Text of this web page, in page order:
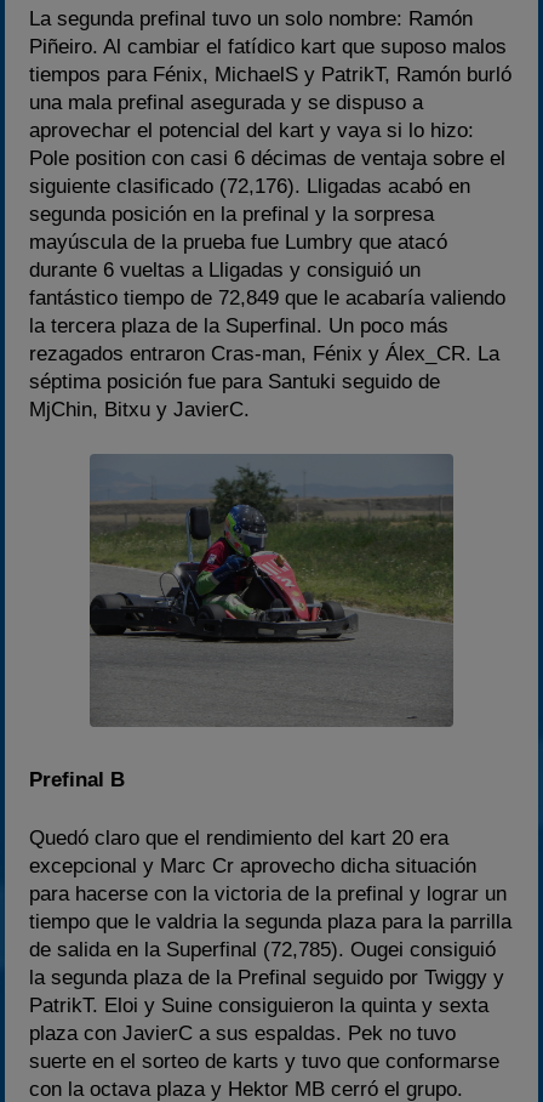
La segunda prefinal tuvo un solo nombre: Ramón
Piñeiro. Al cambiar el fatídico kart que suposo malos
tiempos para Fénix, MichaelS y PatrikT, Ramón burló
una mala prefinal asegurada y se dispuso a
aprovechar el potencial del kart y vaya si lo hizo:
Pole position con casi 6 décimas de ventaja sobre el
siguiente clasificado (72,176). Lligadas acabó en
segunda posición en la prefinal y la sorpresa
mayúscula de la prueba fue Lumbry que atacó
durante 6 vueltas a Lligadas y consiguió un
fantástico tiempo de 72,849 que le acabaría valiendo
la tercera plaza de la Superfinal. Un poco más
rezagados entraron Cras-man, Fénix y Álex_CR. La
séptima posición fue para Santuki seguido de
MjChin, Bitxu y JavierC.
Prefinal B
Quedó claro que el rendimiento del kart 20 era
excepcional y Marc Cr aprovecho dicha situación
para hacerse con la victoria de la prefinal y lograr un
tiempo que le valdria la segunda plaza para la parrilla
de salida en la Superfinal (72,785). Ougei consiguió
la segunda plaza de la Prefinal seguido por Twiggy y
PatrikT. Eloi y Suine consiguieron la quinta y sexta
plaza con JavierC a sus espaldas. Pek no tuvo
suerte en el sorteo de karts y tuvo que conformarse
con la octava plaza y Hektor MB cerró el grupo.